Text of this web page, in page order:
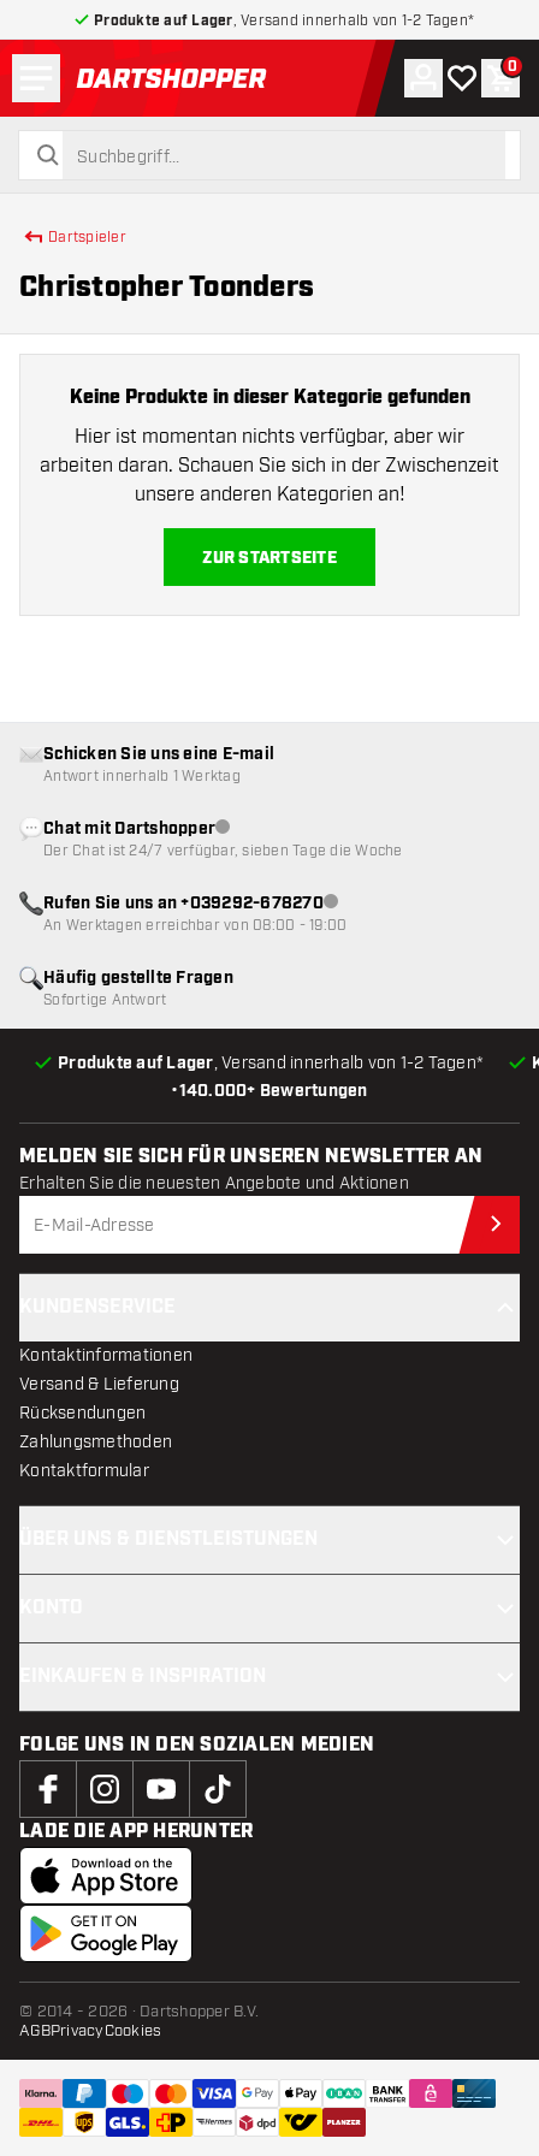
Produkte auf Lager , Versand innerhalb von 1-2 Tagen*
zurück zur Startseite
suchen
suchen
Konto
Meine 0
Dartspieler
Christopher Toonders
Keine Produkte in dieser Kategorie gefunden
Hier ist momentan nichts verfügbar, aber wir
arbeiten daran. Schauen Sie sich in der Zwischenzeit
unsere anderen Kategorien an!
ZUR STARTSEITE
•140.000+ Bewertungen
Produkte auf Lager, Versand innerhalb von 1-2 Tagen*
Häufig gestellte Fragen
Sofortige Antwort
Schicken Sie uns eine E-mail
Antwort innerhalb 1 Werktag
Chat mit DartshopperKundenservice nicht verfügbar
Der Chat ist 24/7 verfügbar, sieben Tage die Woche
Rufen Sie uns an +039292-678270Kundenservice nicht
An Werktagen erreichbar von 08:00 - 19:00
MELDEN SIE SICH FÜR UNSEREN NEWSLETTER AN
Erhalten Sie die neuesten Angebote und Aktionen
Kontaktinformationen
Versand & Lieferung
Rücksendungen
Zahlungsmethoden
Kontaktformular
FOLGE UNS IN DEN SOZIALEN MEDIEN
LADE DIE APP HERUNTER
© 2014 - 2026 · Dartshopper B.V.
AGBPrivacyCookies